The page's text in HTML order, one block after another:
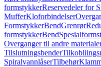
formstykkerReservedeler for
MufferKloforbindelser
FormstykkerBendGrenrør
formstykkerBend
Overganger til andre
Tilslutningsbender
SpiralvannlåserTilbehør